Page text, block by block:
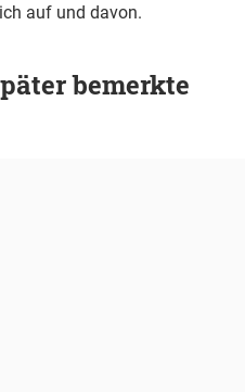
auf und davon.
bemerkte